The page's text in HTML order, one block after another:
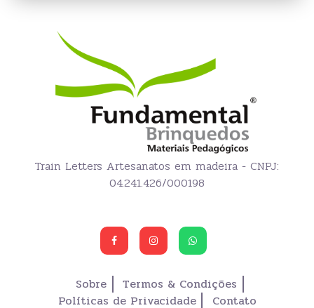
Train Letters Artesanatos em madeira - CNPJ:
04.241.426/000198
Sobre
Termos & Condições
Políticas de Privacidade
Contato